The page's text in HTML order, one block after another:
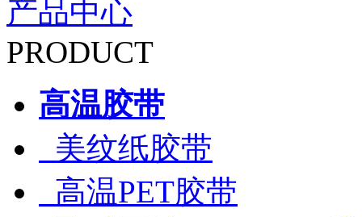
产品中心
PRODUCT
高温胶带
美纹纸胶带
高温PET胶带